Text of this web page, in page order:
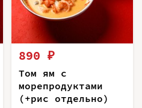
890 ₽
Том ям с
морепродуктами
(+рис отдельно)